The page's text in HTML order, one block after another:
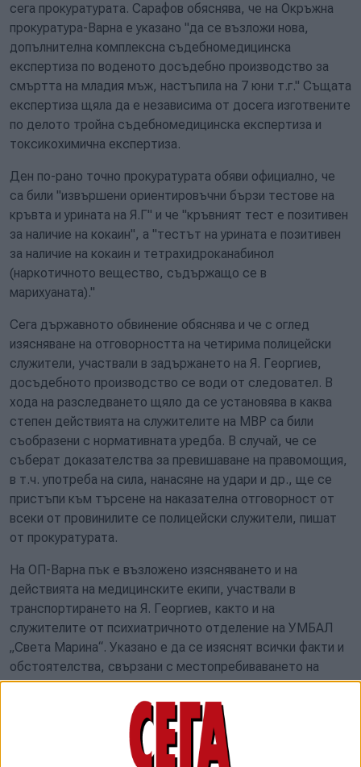
сега прокуратурата. Сарафов обяснява, че на Окръжна
прокуратура-Варна е указано "да се възложи нова,
допълнителна комплексна съдебномедицинска
експертиза по воденото досъдебно производство за
смъртта на младия мъж, настъпила на 7 юни т.г." Същата
експертиза щяла да е независима от досега изготвените
по делото тройна съдебномедицинска експертиза и
токсикохимична експертиза.
Ден по-рано точно прокуратурата обяви официално, че
са били "извършени ориентировъчни бързи тестове на
кръвта и урината на Я.Г" и че "кръвният тест е позитивен
за наличие на кокаин", а "тестът на урината е позитивен
за наличие на кокаин и тетрахидроканабинол
(наркотичното вещество, съдържащо се в
марихуаната)."
Сега държавното обвинение обяснява и че с оглед
изясняване на отговорността на четирима полицейски
служители, участвали в задържането на Я. Георгиев,
досъдебното производство се води от следовател. В
хода на разследването щяло да се установява в каква
степен действията на служителите на МВР са били
съобразени с нормативната уредба. В случай, че се
съберат доказателства за превишаване на правомощия,
в т.ч. употреба на сила, нанасяне на удари и др., ще се
пристъпи към търсене на наказателна отговорност от
всеки от провинилите се полицейски служители, пишат
от прокуратурата.
На ОП-Варна пък е възложено изясняването и на
действията на медицинските екипи, участвали в
транспортирането на Я. Георгиев, както и на
служителите от психиатричното отделение на УМБАЛ
„Света Марина“. Указано е да се изяснят всички факти и
обстоятелства, свързани с местопребиваването на
починалия в часовете преди настъпването на смъртта
Сарафов изискал от ОП-Варна "провеждането на бързо и
всеобхватно разследване, както и привличане към